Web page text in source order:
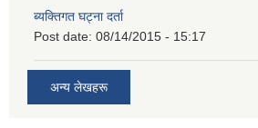
ब्यक्तिगत घट्ना दर्ता
Post date: 08/14/2015 - 15:17
अन्य लेखहरू